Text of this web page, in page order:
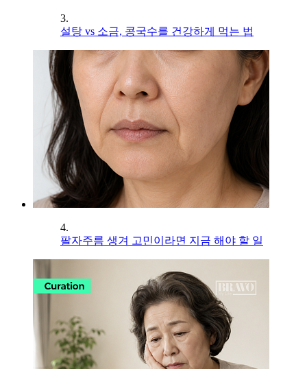
3.
설탕 vs 소금, 콩국수를 건강하게 먹는 법
4.
팔자주름 생겨 고민이라면 지금 해야 할 일